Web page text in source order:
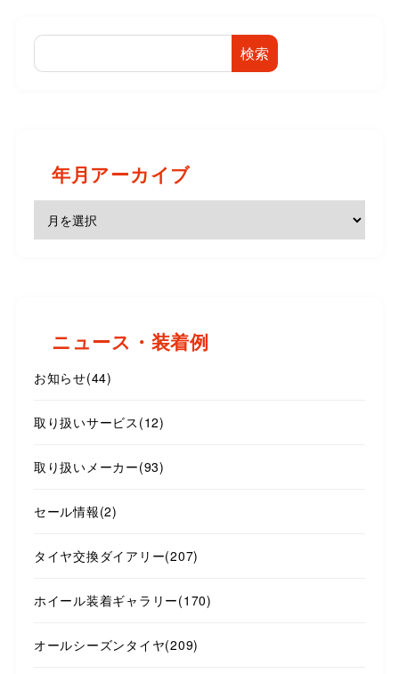
検索
年月アーカイブ
ニュース・装着例
お知らせ(44)
取り扱いサービス (12)
取り扱いメーカー(93)
セール情報(2)
タイヤ交換ダイアリー(207)
ホイール装着ギャラリー(170)
オールシーズンタイヤ(209)